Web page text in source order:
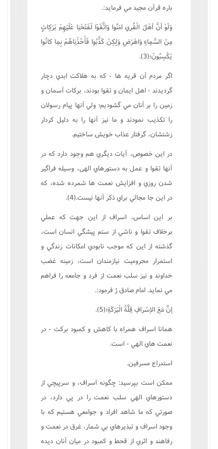
باره قرآن مجيد مي فرمايد:.
وَلَوْ أنَّ أهْلَ الْقُري امَنُوا وَاتَّقَوْا لَفَتَحْنِا عَلَيْهِمْ بَرَکِاتٍ
مِنَ السَّمِاءِ وَاهَرْضِ وَلِکِنْ کَذَّبُوا فَأَخَذْنِاهُمْ بِمِا کانُوا
يَکْسِبُونَ؛(3).
اگر مردم آن قريه ها - که به هلاکت ابدي دچار
گرديدند - اهل ايمان و تقوا بودند، برکات آسمان و
زمين را بر آنان مي گشوديم؛ ولي آنها پيام رسولان
را تکذيب نمودند و ما نيز آنها را به دليل کردار
زشتشان، گرفتار عذاب خويش ساختيم.
در اين خصوص، آيات ديگري هم وجود دارد که در
آنها تقوا و عمل به دستورهاي الهى، وسيله فراگير
شدن روزي و افزايش نعمت ها شمرده شده، که
در اين جا مجالي براي ذکر آنها نيست.(4).
بر اين اساس، اسراف از اين جهت که عملي
برخلاف تقوا و ناشي از ستم پيشگي انسان است،
گذشته از اين که موجب نابودي امکانات زندگي و
استمرار محروميت نيازمندان است، زمينه غضب
خداوند و نيز سلب نعمت از فرد و جامعه را فراهم
مي نمايد. امام صادق ژ فرمود:.
إنَّ مَعَ الإسْرافِ قِلَّةُ الْبَرَکَةِ؛(5).
همانا اسراف همراه با کاهش و کمبود برکت - در
نعمت هاي الهي - است.
استدراج مسرفين.
ممکن است بپرسيد: چگونه اسراف، و سرپيچي از
دستورهاي الهي سلب نعمت را در پي دارد، در
صورتي که ما شاهد افراد و جوامعي هستيم که با
وجود اسراف و تبذيرهاي بي شمار، غرق در نعمت و
رفاهند و اثري از قحط و کمبود در ميان آنان ديده